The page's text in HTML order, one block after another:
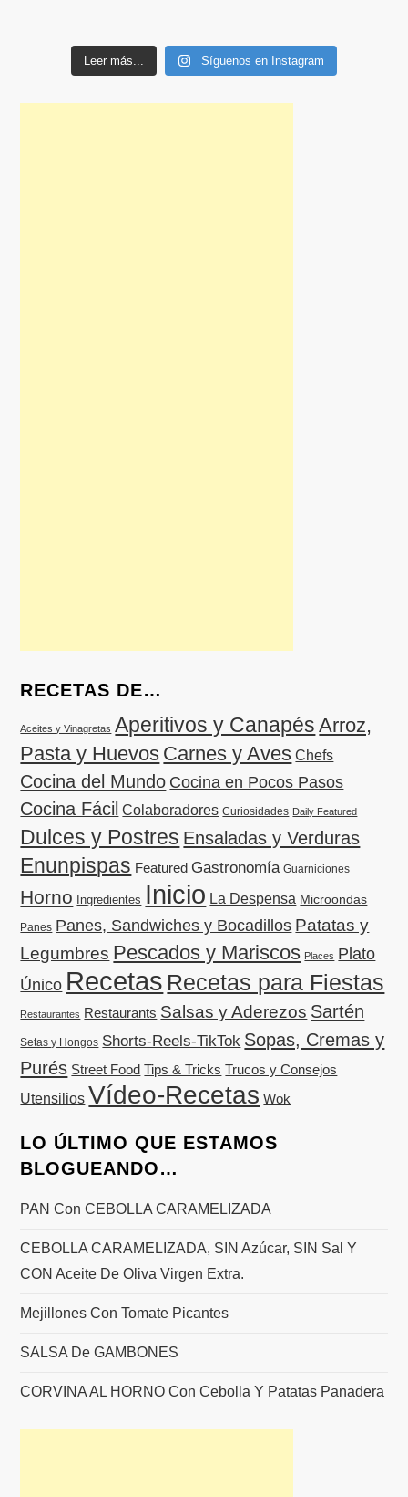
Leer más... Síguenos en Instagram
RECETAS DE…
Aceites y Vinagretas Aperitivos y Canapés Arroz,
Pasta y Huevos Carnes y Aves Chefs
Cocina del Mundo Cocina en Pocos Pasos
Cocina Fácil Colaboradores Curiosidades Daily Featured
Dulces y Postres Ensaladas y Verduras
Enunpispas Featured Gastronomía Guarniciones
Horno Ingredientes Inicio La Despensa Microondas
Panes Panes, Sandwiches y Bocadillos Patatas y
Legumbres Pescados y Mariscos Places Plato
Único Recetas Recetas para Fiestas
Restaurantes Restaurants Salsas y Aderezos Sartén
Setas y Hongos Shorts-Reels-TikTok Sopas, Cremas y
Purés Street Food Tips & Tricks Trucos y Consejos
Utensilios Vídeo-Recetas Wok
LO ÚLTIMO QUE ESTAMOS
BLOGUEANDO…
PAN Con CEBOLLA CARAMELIZADA
CEBOLLA CARAMELIZADA, SIN Azúcar, SIN Sal Y
CON Aceite De Oliva Virgen Extra.
Mejillones Con Tomate Picantes
SALSA De GAMBONES
CORVINA AL HORNO Con Cebolla Y Patatas Panadera